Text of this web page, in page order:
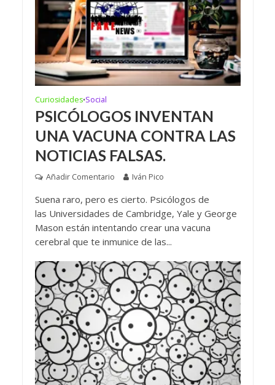
Curiosidades•Social
PSICÓLOGOS INVENTAN
UNA VACUNA CONTRA LAS
NOTICIAS FALSAS.
Añadir Comentario Iván Pico
Suena raro, pero es cierto. Psicólogos de
las Universidades de Cambridge, Yale y George
Mason están intentando crear una vacuna
cerebral que te inmunice de las...